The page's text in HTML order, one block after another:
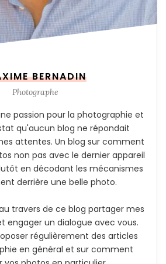
BERNADIN
Photographe
passion pour la photographie et
qu'aucun blog ne répondait
attentes. Un blog sur comment
non pas avec le dernier appareil
en décodant les mécanismes
derrière une belle photo.
travers de ce blog partager mes
engager un dialogue avec vous.
régulièrement des articles
en général et sur comment